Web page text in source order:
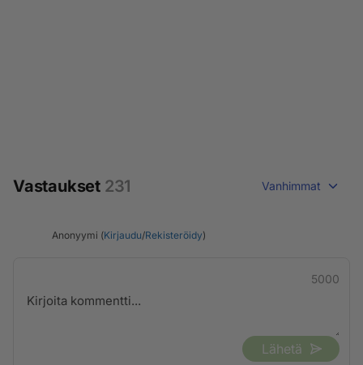
Vastaukset 231 Vanhimmat
Anonyymi (Kirjaudu/Rekisteröidy)
5000
Lähetä